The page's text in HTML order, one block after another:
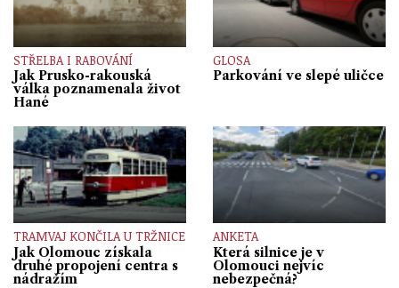
STŘELBA I RABOVÁNÍ
Jak Prusko-rakouská
válka poznamenala život
Hané
GLOSA
Parkování ve slepé uličce
TRAMVAJ KONČILA U TRŽNICE
Jak Olomouc získala
druhé propojení centra s
nádražím
ANKETA
Která silnice je v
Olomouci nejvíc
nebezpečná?